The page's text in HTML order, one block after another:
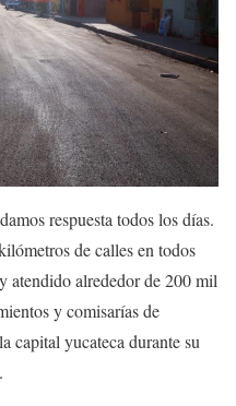
respuesta todos los días.
de calles en todos
atendido alrededor de 200 mil
y comisarías de
capital yucateca durante su